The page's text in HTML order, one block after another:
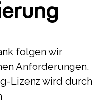
folgen wir
Anforderungen.
Lizenz wird durch